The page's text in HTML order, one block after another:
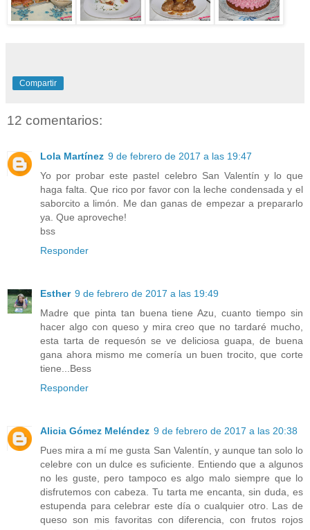
Compartir
12 comentarios:
Lola Martínez 9 de febrero de 2017 a las 19:47
Yo por probar este pastel celebro San Valentín y lo que
haga falta. Que rico por favor con la leche condensada y el
saborcito a limón. Me dan ganas de empezar a prepararlo
ya. Que aproveche!
bss
Responder
Esther 9 de febrero de 2017 a las 19:49
Madre que pinta tan buena tiene Azu, cuanto tiempo sin
hacer algo con queso y mira creo que no tardaré mucho,
esta tarta de requesón se ve deliciosa guapa, de buena
gana ahora mismo me comería un buen trocito, que corte
tiene...Bess
Responder
Alicia Gómez Meléndez 9 de febrero de 2017 a las 20:38
Pues mira a mí me gusta San Valentín, y aunque tan solo lo
celebre con un dulce es suficiente. Entiendo que a algunos
no les guste, pero tampoco es algo malo siempre que lo
disfrutemos con cabeza. Tu tarta me encanta, sin duda, es
estupenda para celebrar este día o cualquier otro. Las de
queso son mis favoritas con diferencia, con frutos rojos